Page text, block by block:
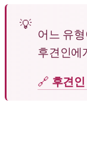
어느 유
후견인에
🔗 후견